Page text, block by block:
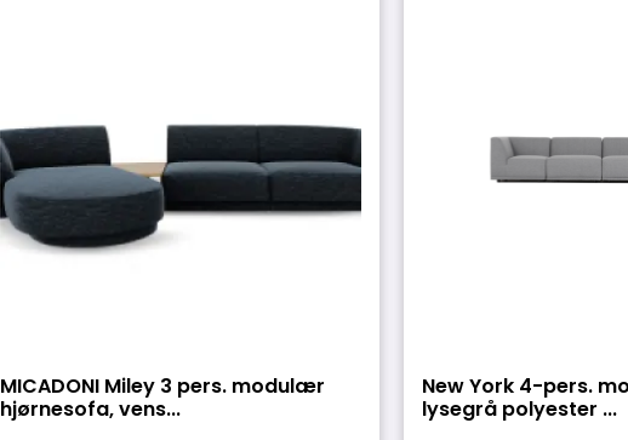
MICADONI Miley 3 pers. modulær
hjørnesofa, vens...
New York 4-pers.
lysegrå polyester ...